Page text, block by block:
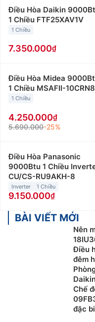
bán điều hòa Midea
đồng đến 9 triệu đồng/
thường được lắp đặt
động từ 5 triệu đến 9
Điều hòa Midea
phù hợp với những
dưới 30m2 như phòng
Điều hòa Midea
phù hợp với những
40m2 như nhà hàng,
bán điều hòa Midea
đến 14 triệu đồng.
Ngoài ra, các bạn
Midea theo loại
Điều hòa Midea 1 chiều
chiều thì chỉ có tính
những nơi không có
đình không có nhu
Điều Hòa Daikin
1 Chiều FTF25XAV1V
1 Chiều
7.350.000
Điều Hòa Midea
1 Chiều MSAFII-10CRN8
1 Chiều
4.250.000
5.690.000-25%
Điều Hòa Panasonic
9000Btu 1 Chiều
CU/CS-RU9AKH-8
Inverter 1 Chiều
9.150.000
BÀI VIẾT MỚI
Nên
Điều
đêm
Chế
đặc